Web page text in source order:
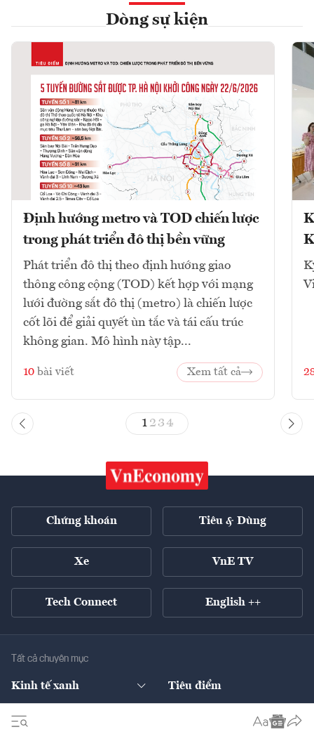
Dòng sự kiện
Định hướng metro và TOD chiến lược
trong phát triển đô thị bền vững
Phát triển đô thị theo định hướng giao
thông công cộng (TOD) kết hợp với mạng
lưới đường sắt đô thị (metro) là chiến lược
cốt lõi để giải quyết ùn tắc và tái cấu trúc
không gian. Mô hình này tập...
10 bài viết Xem tất cả
1 23 4
Chứng khoán Tiêu & Dùng
Xe VnE TV
Tech Connect English ++
Tất cả chuyên mục
Kinh tế xanh
Chuyển động xanh
Pháp lý
Tiêu điểm
Tài chính